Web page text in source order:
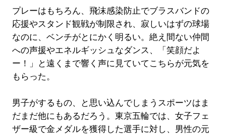
プレーはもちろん、飛沫感染防止でブラスバンドの
応援やスタンド観戦が制限され、寂しいはずの球場
なのに、ベンチがとにかく明るい。絶え間ない仲間
への声援やエネルギッシュなダンス、「笑顔だよ
ー！」と遠くまで響く声に見ていてこちらが元気を
もらった。
男子がするもの、と思い込んでしまうスポーツはま
だまだ他にもあるだろう。東京五輪では、女子フェ
ザー級で金メダルを獲得した選手に対し、男性の元